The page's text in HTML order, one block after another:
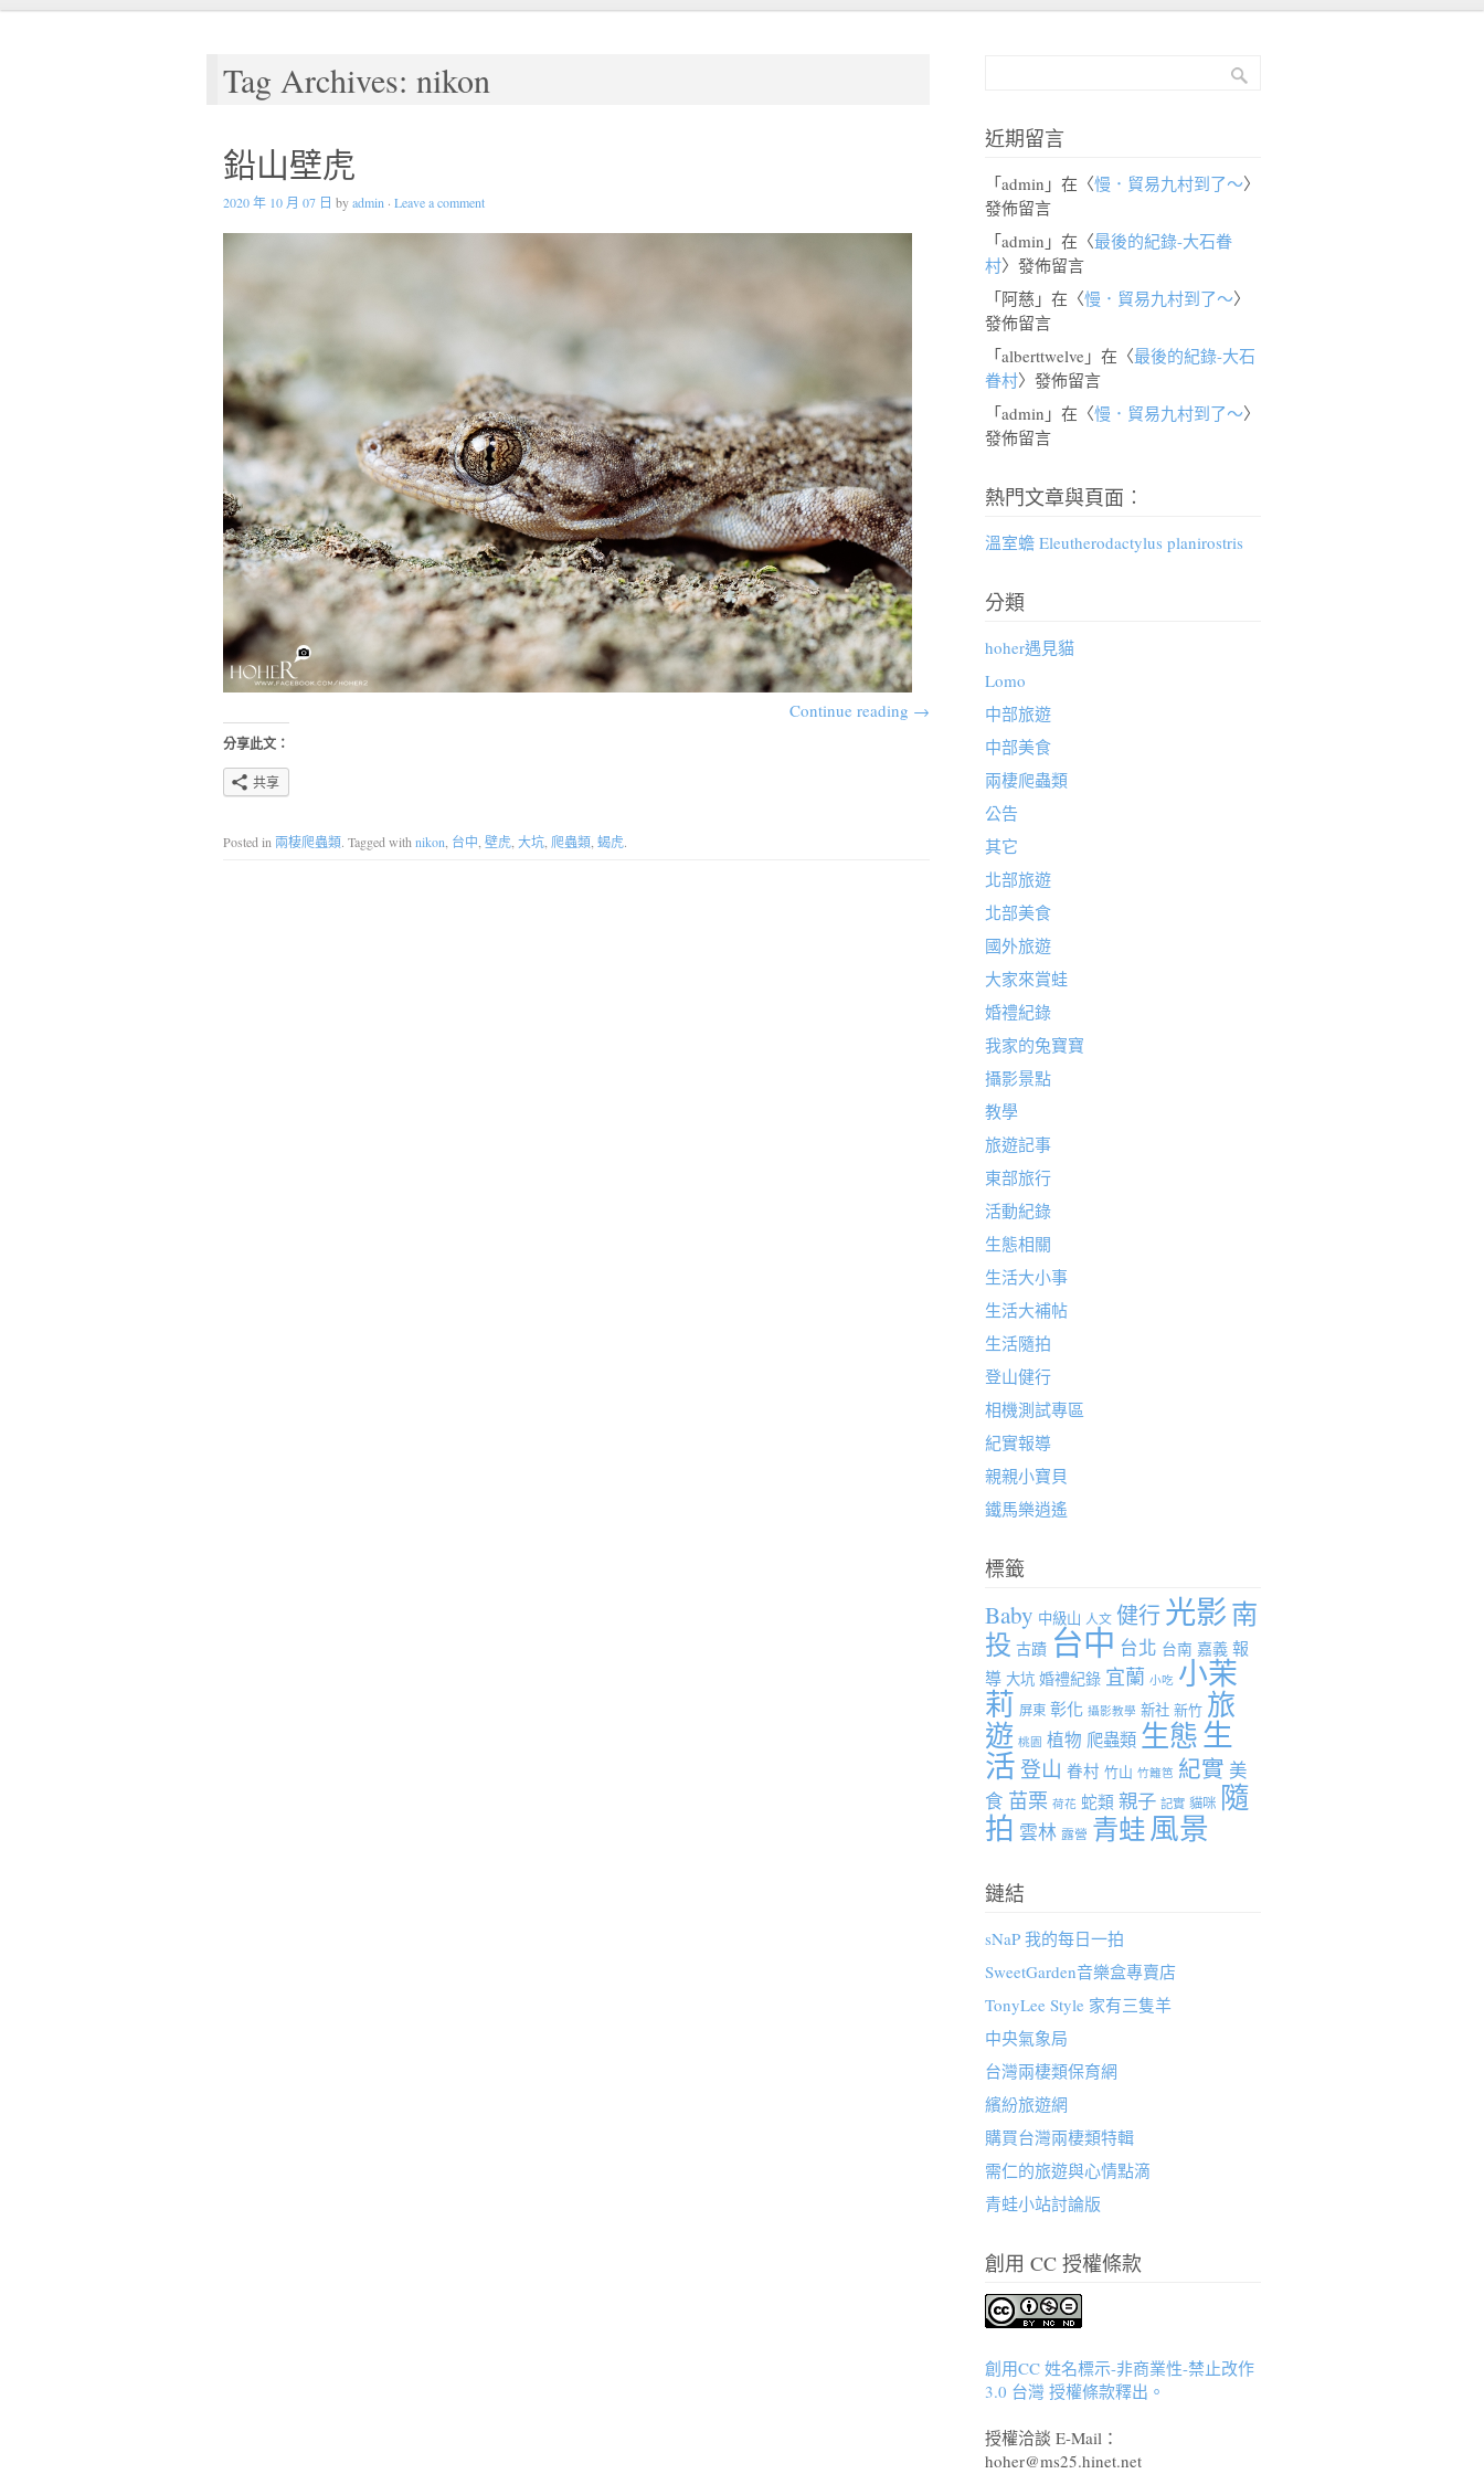
Tag Archives: nikon
鉛山壁虎
2020 年 10 月 07 日 byadmin · Leave a comment
Continue reading →
分享此文：
共享
Posted in 兩棲爬蟲類. Tagged with nikon 台中 壁虎 大坑 爬蟲類 蝎虎.
近期留言
「admin 」在〈慢．貿易九村到了～〉
發佈留言
「admin 」在〈最後的紀錄-大石眷
村〉發佈留言
「阿慈 」在〈慢．貿易九村到了～〉
發佈留言
「alberttwelve 」在〈最後的紀錄-大石
眷村〉發佈留言
「admin 」在〈慢．貿易九村到了～〉
發佈留言
熱門文章與頁面︰
溫室蟾 Eleutherodactylus planirostris
分類
hoher遇見貓
Lomo
中部旅遊
中部美食
兩棲爬蟲類
公告
其它
北部旅遊
北部美食
國外旅遊
大家來賞蛙
婚禮紀錄
我家的兔寶寶
攝影景點
教學
旅遊記事
東部旅行
活動紀錄
生態相關
生活大小事
生活大補帖
生活隨拍
登山健行
相機測試專區
紀實報導
親親小寶貝
鐵馬樂逍遙
標籤
Baby 中級山 人文 健行光影南
投 古蹟 台中 台北 台南 嘉義 報
導 大坑 婚禮紀錄 宜蘭 小吃 小茉
莉 屏東 彰化 攝影教學 新社 新竹 旅
遊 桃園 植物 爬蟲類 生態生
活 登山 眷村 竹山 竹籬笆 紀實 美
食 苗栗 荷花 蛇類 親子 記實 貓咪 隨
拍 雲林 露營 青蛙風景
鏈結
sNaP 我的每日一拍
SweetGarden音樂盒專賣店
TonyLee Style 家有三隻羊
中央氣象局
台灣兩棲類保育網
繽紛旅遊網
購買台灣兩棲類特輯
需仁的旅遊與心情點滴
青蛙小站討論版
創用 CC 授權條款
創用CC 姓名標示-非商業性-禁止改作
3.0 台灣 授權條款釋出。
授權洽談 E-Mail：
hoher@ms25.hinet.net